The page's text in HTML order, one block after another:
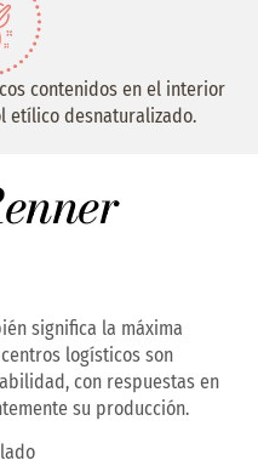
contenidos en el interior
desnaturalizado.
significa la máxima
logísticos son
con respuestas en
su producción.